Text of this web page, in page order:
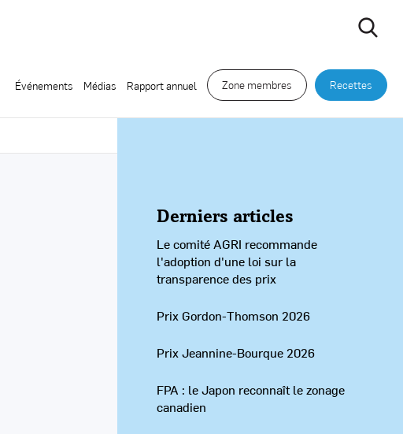
Événements Médias Rapport annuel Zone membres Recettes
Derniers articles
Le comité AGRI recommande
l'adoption d'une loi sur la
transparence des prix
Prix Gordon-Thomson 2026
Prix Jeannine-Bourque 2026
FPA : le Japon reconnaît le zonage
canadien